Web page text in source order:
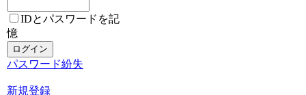
IDとパスワードを記
憶
パスワード紛失
新規登録